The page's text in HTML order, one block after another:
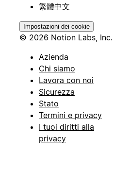
繁體中文
Impostazioni dei cookie
© 2026 Notion Labs, Inc.
Azienda
Chi siamo
Lavora con noi
Sicurezza
Stato
Termini e privacy
I tuoi diritti alla
privacy